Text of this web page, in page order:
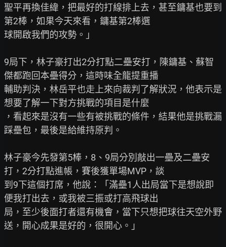
聖平再換佳緯，把最好的打線排上去，甚至鏞基也要到
第2棒，如果今天來看，鏞基第2棒選
球開啟我們的攻勢。」
9局下，林子豪打出2分打點二壘安打，陳鏞基、蘇智
傑都跑回本壘得分，這時味全龍提重播
輔助判決，林岳平也走上來向裁判了解狀況，他表示是
想要了解一下對方挑戰的項目是什麼
，看起來是沒有一些有被挑戰的條件，結果他是挑戰漏
踩壘包，最後是給維持原判。
林子豪今先發第5棒，8、9局分別敲出一壘及二壘安
打，2分打點進帳，賽後獲單場MVP，談
到9下這個打席，他說：「滿壘1人出局當下是想說即
便我打出去，或我被三振或打高飛球出
局，至少後面打者還有機會，當下只想把球往天空外野
送，開心成果是好的，很開心。」